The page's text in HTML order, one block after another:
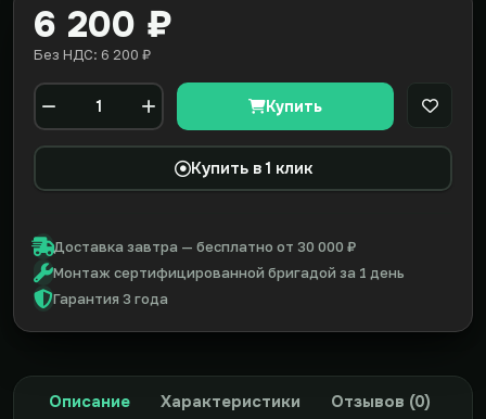
6 200 ₽
Без НДС: 6 200 ₽
Количество
Купить В
Купить в 1 клик
Доставка завтра — бесплатно от 30 000 ₽
Монтаж сертифицированной бригадой за 1 день
Гарантия 3 года
Описание Характеристики Отзывов (0)